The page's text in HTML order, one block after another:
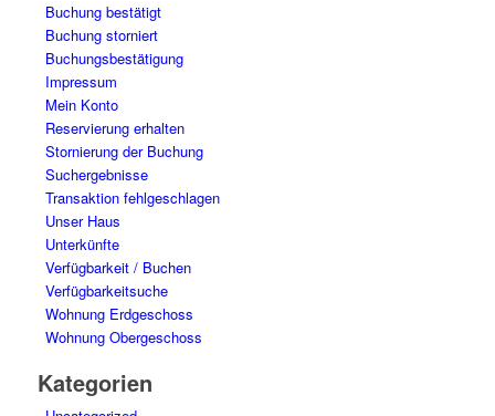
Buchung bestätigt
Buchung storniert
Buchungsbestätigung
Impressum
Mein Konto
Reservierung erhalten
Stornierung der Buchung
Suchergebnisse
Transaktion fehlgeschlagen
Unser Haus
Unterkünfte
Verfügbarkeit / Buchen
Verfügbarkeitsuche
Wohnung Erdgeschoss
Wohnung Obergeschoss
Kategorien